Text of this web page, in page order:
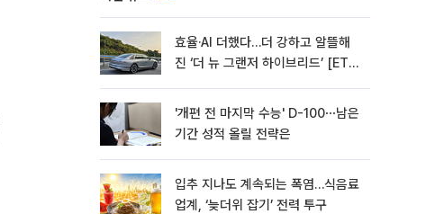
효율·AI 더했다…더 강하고 알뜰해
진 ‘더 뉴 그랜저 하이브리드’ [ET의
'개편 전 마지막 수능' D-100⋯남은
기간 성적 올릴 전략은
입추 지나도 계속되는 폭염…식음료
업계, ‘늦더위 잡기’ 전력 투구